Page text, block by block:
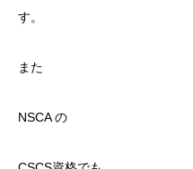
す。
また
NSCA の